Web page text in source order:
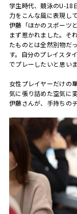
学生時代、競泳のU-18
力をこんな風に表現し
伊藤「ほかのスポーツ
まず惹かれました。そ
たものとは全然別物だ
す。自分のプレイスタ
でプレーしたいと思いま
女性プレイヤーだけの
気に張り詰めた空気に
伊藤さんが、手持ちの